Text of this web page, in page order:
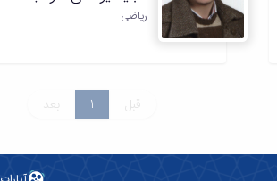
ریاضی
قبل 1 بعد